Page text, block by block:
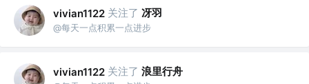
vivian1122 关注了 冴羽
@每天一点积累一点进步
vivian1122 关注了 浪里行舟